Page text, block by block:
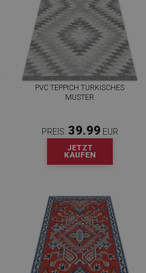
PVC TEPPICH TÜRKISCHES
MUSTER
PREIS: 39.99 EUR
JETZT
KAUFEN